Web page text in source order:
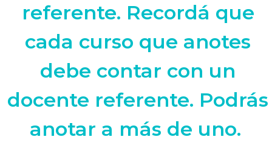
referente. Recordá que
cada curso que anotes
debe contar con un
docente referente. Podrás
anotar a más de uno.